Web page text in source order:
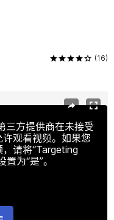
(16)
三方提供商在未接受
观看视频。如果您
请将“Targeting
为“是”。